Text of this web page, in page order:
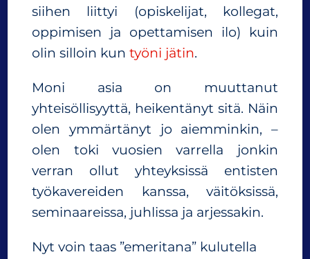
siihen liittyi (opiskelijat, kollegat,
oppimisen ja opettamisen ilo) kuin
olin silloin kuntyöni jätin.
Moni asia on muuttanut
yhteisöllisyyttä, heikentänyt sitä. Näin
olen ymmärtänyt jo aiemminkin, –
olen toki vuosien varrella jonkin
verran ollut yhteyksissä entisten
työkavereiden kanssa, väitöksissä,
seminaareissa, juhlissa ja arjessakin.
Nyt voin taas ”emeritana” kulutella